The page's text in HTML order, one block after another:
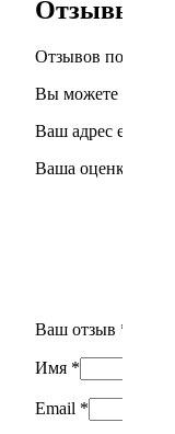
Отзывы
Отзывов пока нет.
Вы можете первым
Ваш адрес email не
Ваша оценка
Ваш отзыв *
Имя *
Email *